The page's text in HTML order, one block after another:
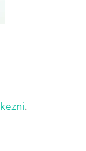
.